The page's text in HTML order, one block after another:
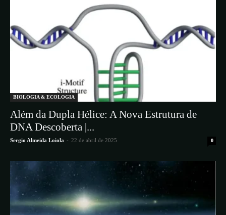
BIOLOGIA & ECOLOGIA
Além da Dupla Hélice: A Nova Estrutura de
DNA Descoberta |...
Sergio Almeida Loiola - 22 de abril de 2025 0